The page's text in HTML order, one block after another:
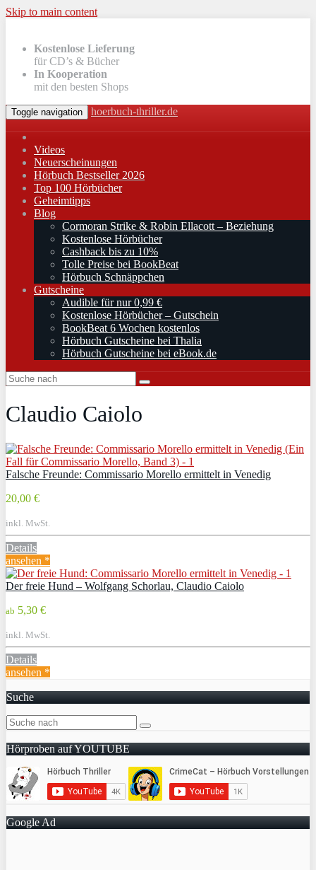
Skip to main content
Kostenlose Lieferung
für CD’s & Bücher
In Kooperation
mit den besten Shops
Toggle navigation hoerbuch-thriller.de
Videos
Neuerscheinungen
Hörbuch Bestseller 2026
Top 100 Hörbücher
Geheimtipps
Blog
Cormoran Strike & Robin Ellacott – Beziehung
Kostenlose Hörbücher
Cashback bis zu 10%
Tolle Preise bei BookBeat
Hörbuch Schnäppchen
Gutscheine
Audible für nur 0,99 €
Kostenlose Hörbücher – Gutschein
BookBeat 6 Wochen kostenlos
Hörbuch Gutscheine bei Thalia
Hörbuch Gutscheine bei eBook.de
Claudio Caiolo
Falsche Freunde: Commissario Morello ermittelt in Venedig
20,00 €
inkl. MwSt.
Details
ansehen *
Der freie Hund – Wolfgang Schorlau, Claudio Caiolo
ab 5,30 €
inkl. MwSt.
Details
ansehen *
Suche
Hörproben auf YOUTUBE
Google Ad